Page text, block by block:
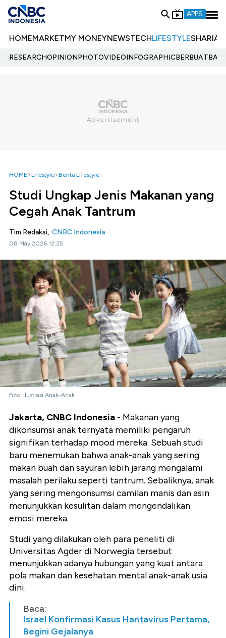
APPS
HOMEMARKETMY MONEYNEWSTECHLIFESTYLESHARIA
RESEARCHOPINIONPHOTOVIDEOINFOGRAPHIC
HOME Lifestyle Berita Lifestyle
Studi Ungkap Jenis Makanan yang
Cegah Anak Tantrum
Tim Redaksi, CNBC Indonesia
08 May 2026 12:25
Foto: Ilustrasi Anak-Anak
Jakarta, CNBC Indonesia - Makanan yang
dikonsumsi anak ternyata memiliki pengaruh
signifikan terhadap mood mereka. Sebuah studi
baru menemukan bahwa anak-anak yang sering
makan buah dan sayuran lebih jarang mengalami
masalah perilaku seperti tantrum. Sebaliknya, anak
yang sering mengonsumsi camilan manis dan asin
menunjukkan kesulitan dalam mengendalikan
emosi mereka.
Studi yang dilakukan oleh para peneliti di
Universitas Agder di Norwegia tersebut
menunjukkan adanya hubungan yang kuat antara
pola makan dan kesehatan mental anak-anak usia
dini.
Baca:
Israel Konfirmasi Kasus Hantavirus Pertama,
Begini Gejalanya